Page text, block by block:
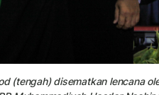
(tengah) disematkan lencana